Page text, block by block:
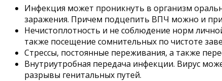
Инфекция может проникнуть в организм
заражения. Причем подцепить ВПЧ можно и при
Нечистоплотность и не соблюдение норм
также посещение сомнительных по чистоте
Стрессы, постоянные переживания, а также
Внутриутробная передача инфекции. Вирус
разрывы генитальных путей.